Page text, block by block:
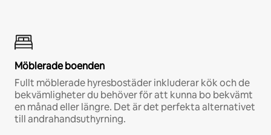
Möblerade boenden
Fullt möblerade hyresbostäder inkluderar kök och de
bekvämligheter du behöver för att kunna bo bekvämt
en månad eller längre. Det är det perfekta alternativet
till andrahandsuthyrning.